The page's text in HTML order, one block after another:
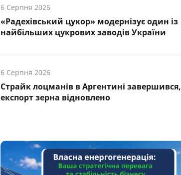
6 Серпня 2026
«Радехівський цукор» модернізує один із
найбільших цукрових заводів України
6 Серпня 2026
Страйк лоцманів в Аргентині завершився,
експорт зерна відновлено